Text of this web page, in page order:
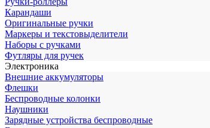
Карандаши
Оригинальные ручки
Маркеры и текстовыделители
Наборы с ручками
Футляры для ручек
Электроника
Внешние аккумуляторы
Флешки
Беспроводные колонки
Наушники
Зарядные устройства беспроводные